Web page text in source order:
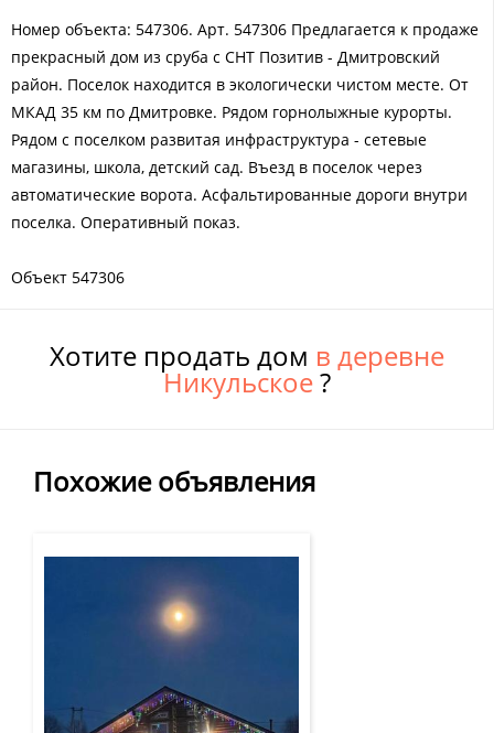
Номер объекта: 547306. Арт. 547306 Предлагается к продаже
прекрасный дом из сруба с СНТ Позитив - Дмитровский
район. Поселок находится в экологически чистом месте. От
МКАД 35 км по Дмитровке. Рядом горнолыжные курорты.
Рядом с поселком развитая инфраструктура - сетевые
магазины, школа, детский сад. Въезд в поселок через
автоматические ворота. Асфальтированные дороги внутри
поселка. Оперативный показ.
Объект 547306
Похожие объявления
Хотите продать дом в деревне
Никульское?